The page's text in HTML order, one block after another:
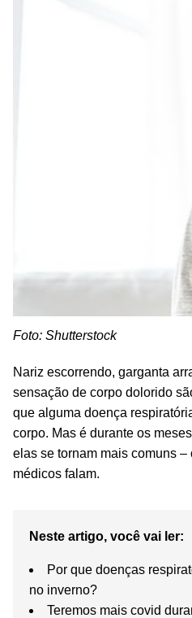
Foto: Shutterstock
Nariz escorrendo, garganta
sensação de corpo dolorido
que alguma doença
corpo. Mas é durante os
elas se tornam mais comuns
médicos falam.
Neste artigo, você vai ler:
Por que doenças
no inverno?
Teremos mais covid